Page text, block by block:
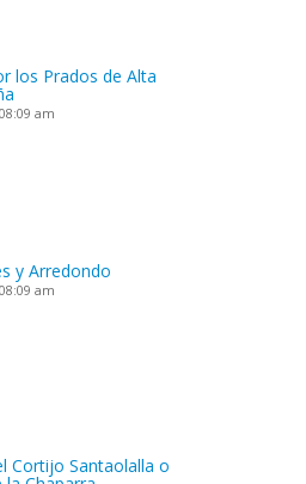
los Prados de Alta
am
y Arredondo
am
Cortijo Santaolalla o